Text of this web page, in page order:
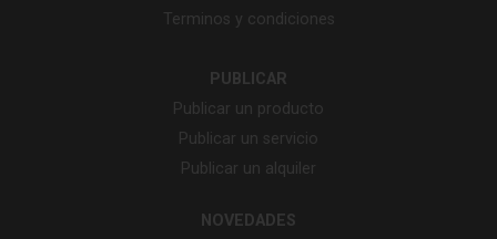
Terminos y condiciones
PUBLICAR
Publicar un producto
Publicar un servicio
Publicar un alquiler
NOVEDADES